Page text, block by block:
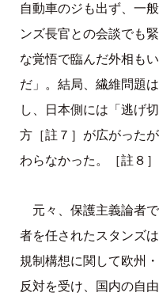
自動車のジも出ず、一
ンズ長官との会談でも
な覚悟で臨んだ外相も
だ」。結局、繊維問題
し、日本側には「逃げ
方［註７］が広がった
わらなかった。［註８］
元々、保護主義論者
者を任されたスタンズ
規制構想に関して欧州
反対を受け、国内の自